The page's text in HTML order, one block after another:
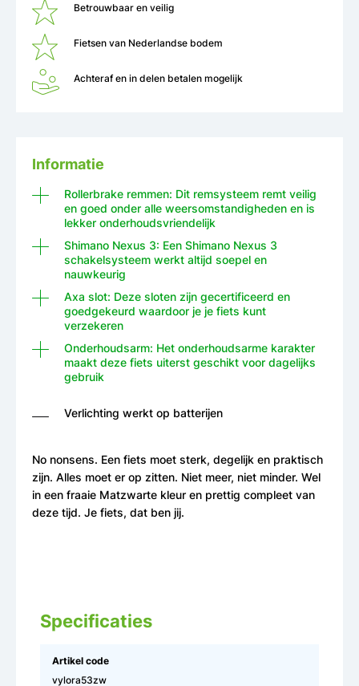
Betrouwbaar en veilig
Fietsen van Nederlandse bodem
Achteraf en in delen betalen mogelijk
Informatie
Rollerbrake remmen: Dit remsysteem remt veilig
en goed onder alle weersomstandigheden en is
lekker onderhoudsvriendelijk
Shimano Nexus 3: Een Shimano Nexus 3
schakelsysteem werkt altijd soepel en
nauwkeurig
Axa slot: Deze sloten zijn gecertificeerd en
goedgekeurd waardoor je je fiets kunt
verzekeren
Onderhoudsarm: Het onderhoudsarme karakter
maakt deze fiets uiterst geschikt voor dagelijks
gebruik
Verlichting werkt op batterijen
No nonsens. Een fiets moet sterk, degelijk en praktisch
zijn. Alles moet er op zitten. Niet meer, niet minder. Wel
in een fraaie Matzwarte kleur en prettig compleet van
deze tijd. Je fiets, dat ben jij.
Specificaties
Artikel code
vylora53zw